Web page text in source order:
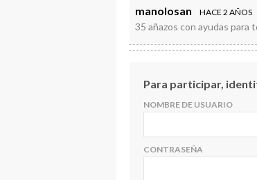
Sigan contando milongas
manolosan HACE 2 AÑOS
35 añazos con ayudas para
Para participar,
NOMBRE DE USUARIO
CONTRASEÑA